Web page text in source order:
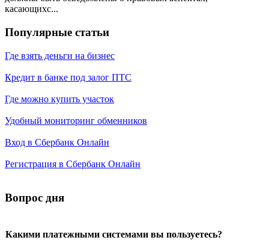
касающихс...
Популярные статьи
Где взять деньги на бизнес
Кредит в банке под залог ПТС
Где можно купить участок
Удобный мониторинг обменников
Вход в Сбербанк Онлайн
Регистрация в Сбербанк Онлайн
Вопрос дня
Какими платежными системами вы пользуетесь?